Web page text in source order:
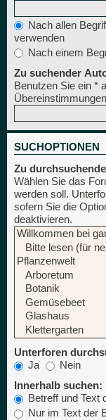
Nach allen
verwenden
Nach einem
Zu suchender
Benutzen Sie ein *
SUCHOPTIONEN
Zu
Wählen Sie das
werden soll.
sofern Sie die
deaktivieren.
Unterforen
Ja
Nein
Innerhalb suchen:
Betreff und Text
Nur im Text der